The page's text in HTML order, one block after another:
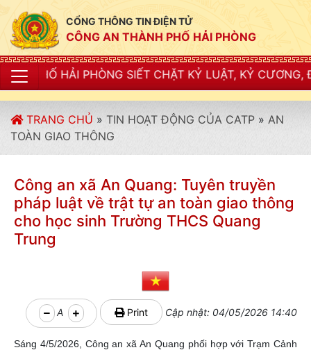
CỔNG THÔNG TIN ĐIỆN TỬ
CÔNG AN THÀNH PHỐ HẢI PHÒNG
SIẾT CHẶT KỶ LUẬT, KỶ CƯƠNG, ĐIỀU LỆNH; XÂY
TRANG CHỦ » TIN HOẠT ĐỘNG CỦA CATP » AN
TOÀN GIAO THÔNG
Công an xã An Quang: Tuyên truyền
pháp luật về trật tự an toàn giao thông
cho học sinh Trường THCS Quang
Trung
A Print Cập nhật: 04/05/2026 14:40
Sáng 4/5/2026, Công an xã An Quang phối hợp với Trạm Cảnh